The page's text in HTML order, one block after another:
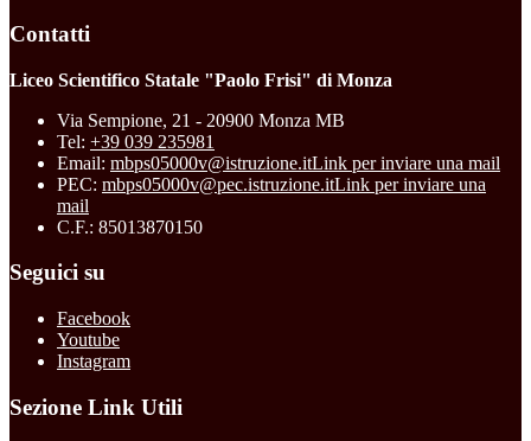
Contatti
Liceo Scientifico Statale "Paolo Frisi" di Monza
Via Sempione, 21 - 20900 Monza MB
Tel: +39 039 235981
Email: mbps05000v@istruzione.itLink per inviare una mail
PEC: mbps05000v@pec.istruzione.itLink per inviare una
mail
C.F.: 85013870150
Seguici su
Facebook
Youtube
Instagram
Sezione Link Utili